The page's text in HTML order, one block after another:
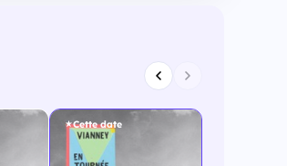
Cette date